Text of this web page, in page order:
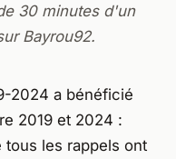
30 minutes d'un
Bayrou92.
2024 a bénéficié
2019 et 2024 :
les rappels ont